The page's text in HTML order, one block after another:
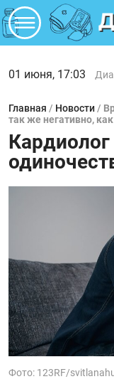
01 июня, 17:03
Главная / Новости /
так же негативно,
Фото: 123RF/